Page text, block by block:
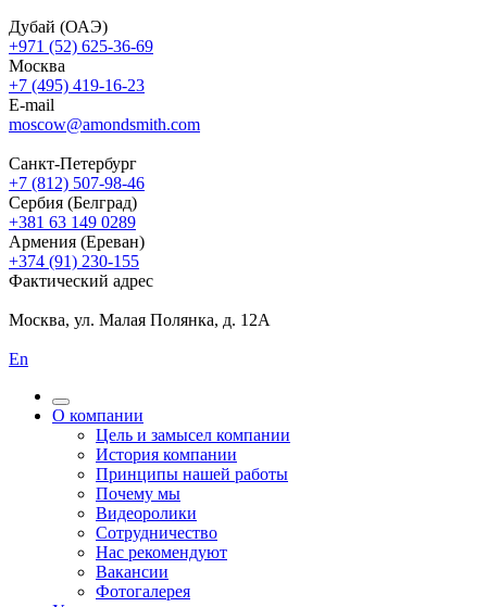
Дубай (ОАЭ)
+971 (52) 625-36-69
Москва
+7 (495) 419-16-23
E-mail
moscow@amondsmith.com
Санкт-Петербург
+7 (812) 507-98-46
Сербия (Белград)
+381 63 149 0289
Армения (Ереван)
+374 (91) 230-155
Фактический адрес
Москва, ул. Малая Полянка, д. 12А
En
О компании
Цель и замысел компании
История компании
Принципы нашей работы
Почему мы
Видеоролики
Сотрудничество
Нас рекомендуют
Вакансии
Фотогалерея